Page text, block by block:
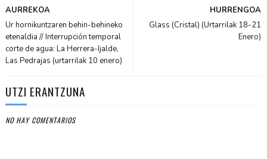
HURRENGOA
Glass (Cristal) (Urtarrilak 18-21
Enero)
AURREKOA
Ur hornikuntzaren behin-behineko
etenaldia // Interrupción temporal
corte de agua: La Herrera-Ijalde,
Las Pedrajas (urtarrilak 10 enero)
UTZI ERANTZUNA
NO HAY COMENTARIOS